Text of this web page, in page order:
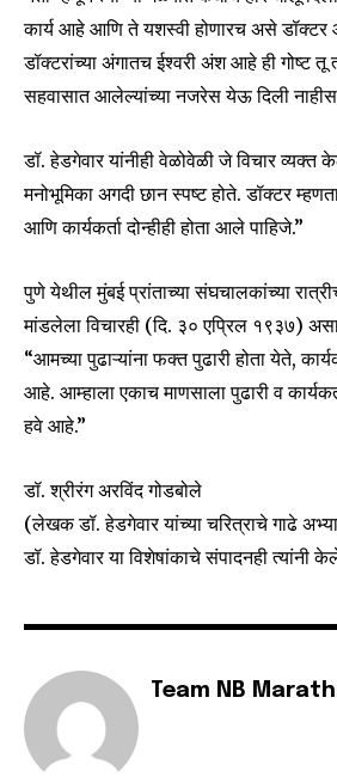
कार्य आहे आणि ते यशस्वी होणारच असे डॉक्टर
डॉक्टरांच्या अंगातच ईश्वरी अंश आहे ही गोष्ट तू
सहवासात आलेल्यांच्या नजरेस येऊ दिली
डॉ. हेडगेवार यांनीही वेळोवेळी जे विचार व्यक्त
मनोभूमिका अगदी छान स्पष्ट होते. डॉक्टर
आणि कार्यकर्ता दोन्हीही होता आले पाहिजे.”
पुणे येथील मुंबई प्रांताच्या संघचालकांच्या
मांडलेला विचारही (दि. ३० एप्रिल १९३७)
“आमच्या पुढाऱ्यांना फक्त पुढारी होता येते,
आहे. आम्हाला एकाच माणसाला पुढारी व
हवे आहे.”
डॉ. श्रीरंग अरविंद गोडबोले
(लेखक डॉ. हेडगेवार यांच्या चरित्राचे गाढे
डॉ. हेडगेवार या विशेषांकाचे संपादनही त्यांनी
Team NB